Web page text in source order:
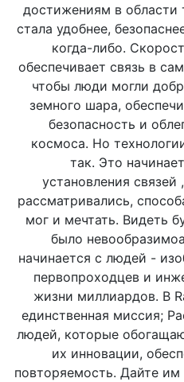
достижениям в области
стала удобнее,
когда-либо.
обеспечивает связь в
чтобы люди могли
земного шара,
безопасность и
космоса. Но
так. Это
установления связей
рассматривались,
мог и мечтать. Видеть
было невообразимо
начинается с людей -
первопроходцев и
жизни миллиардов. В
единственная миссия;
людей, которые
их инновации,
повторяемость. Дайте